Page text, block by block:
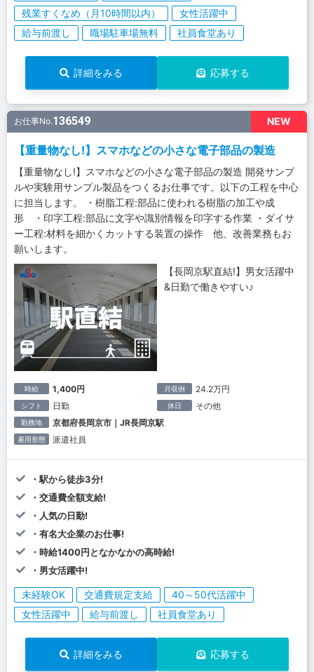
残業すくなめ（月10時間以内）
女性活躍中
給与前渡し
職場駐車場無料 社員食堂あり
詳細をみる 応募する
NEW
お仕事No.136549
【重量物なし!】スマホなどの小さな電子部品の製造
【重量物なし!】スマホなどの小さな電子部品の製造 開発サンプ
ルや実験用サンプル製品をつくるお仕事です。以下の工程を中心
に担当します。 ・樹脂工程:部品に使われる樹脂の加工や成
形 ・印字工程:部品に文字や識別情報を印字する作業 ・ダイサ
ー工程:材料を細かくカットする装置の操作 他、改善業務もお
願いします。
【長岡京駅直結!】男女活躍中
&日勤で働きやすい♪
時給 1,400円 月収例 24.2万円
シフト 日勤 休日 その他
勤務地 京都府長岡京市｜JR長岡京駅
雇用形態 派遣社員
・駅から徒歩3分!
・交通費全額支給!
・人気の日勤!
・有名大企業のお仕事!
・時給1400円となかなかの高時給!
・男女活躍中!
未経験OK 交通費規定支給
40～50代活躍中
女性活躍中
給与前渡し 社員食堂あり
詳細をみる 応募する